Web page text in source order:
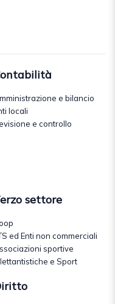
e bilancio
locali
e controllo
settore
ed Enti non commerciali
sportive
e Sport